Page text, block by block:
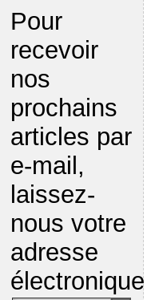
Pour
recevoir
nos
prochains
articles par
e-mail,
laissez-
nous votre
adresse
électronique